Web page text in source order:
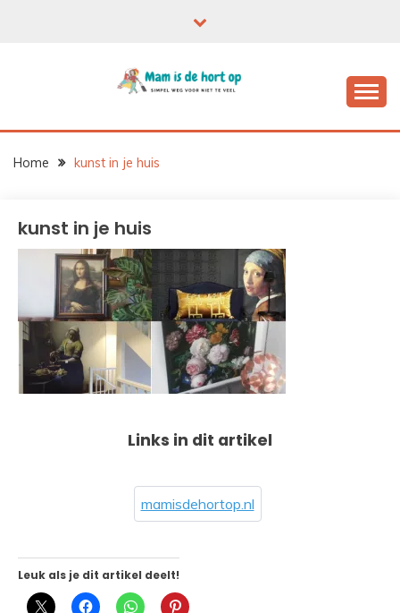
Home kunst in je huis
kunst in je huis
Links in dit artikel
mamisdehortop.nl
Leuk als je dit artikel deelt!